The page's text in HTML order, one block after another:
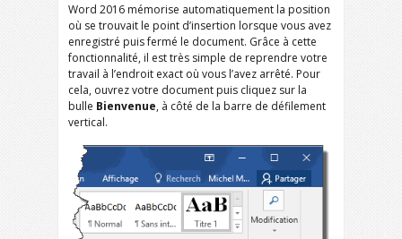
Word 2016 mémorise automatiquement la position
où se trouvait le point d’insertion lorsque vous avez
enregistré puis fermé le document. Grâce à cette
fonctionnalité, il est très simple de reprendre votre
travail à l’endroit exact où vous l’avez arrêté. Pour
cela, ouvrez votre document puis cliquez sur la
bulle Bienvenue, à côté de la barre de défilement
vertical.